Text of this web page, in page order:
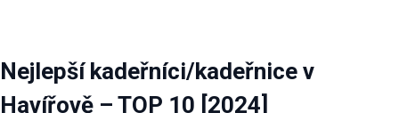
Nejlepší kadeřníci/kadeřnice v
Havířově – TOP 10 [2024]
Statistiky